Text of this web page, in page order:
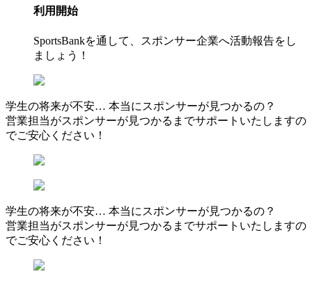
利用開始
SportsBankを通して、スポンサー企業へ活動報告をし
ましょう！
学生の将来が不安… 本当にスポンサーが見つかるの？
営業担当がスポンサーが見つかるまでサポートいたしますの
でご安心ください！
学生の将来が不安… 本当にスポンサーが見つかるの？
営業担当がスポンサーが見つかるまでサポートいたしますの
でご安心ください！